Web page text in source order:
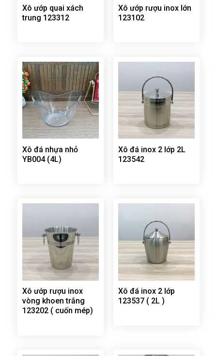
Xô ướp quai xách
trung 123312
Xô ướp rượu inox lớn
123102
Xô đá nhựa nhỏ
YB004 (4L)
Xô đá inox 2 lớp 2L
123542
Xô ướp rượu inox
vòng khoen trắng
123202 ( cuốn mép)
Xô đá inox 2 lớp
123537 ( 2L )